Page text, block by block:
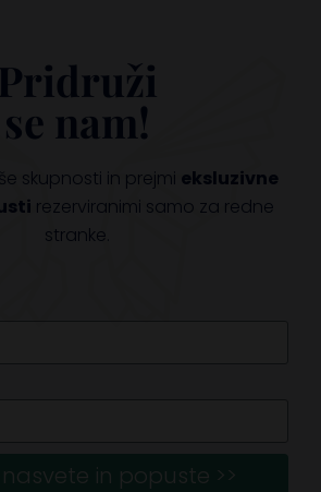
Pridruži
se nam!
skupnosti in prejmi eksluzivne
rezerviranimi samo za redne
stranke.
in popuste >>